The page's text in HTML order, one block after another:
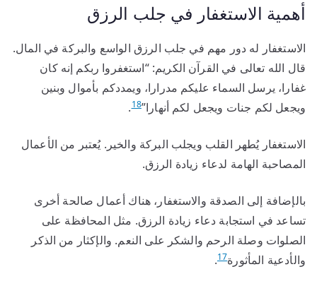
أهمية الاستغفار في جلب الرزق
الاستغفار له دور مهم في جلب الرزق الواسع والبركة في المال.
قال الله تعالى في القرآن الكريم: “استغفروا ربكم إنه كان
غفارا، يرسل السماء عليكم مدرارا، ويمددكم بأموال وبنين
ويجعل لكم جنات ويجعل لكم أنهارا”18
.
الاستغفار يُطهر القلب ويجلب البركة والخير. يُعتبر من الأعمال
المصاحبة الهامة لدعاء زيادة الرزق.
بالإضافة إلى الصدقة والاستغفار، هناك أعمال صالحة أخرى
تساعد في استجابة دعاء زيادة الرزق. مثل المحافظة على
الصلوات وصلة الرحم والشكر على النعم. والإكثار من الذكر
والأدعية المأثورة17
.